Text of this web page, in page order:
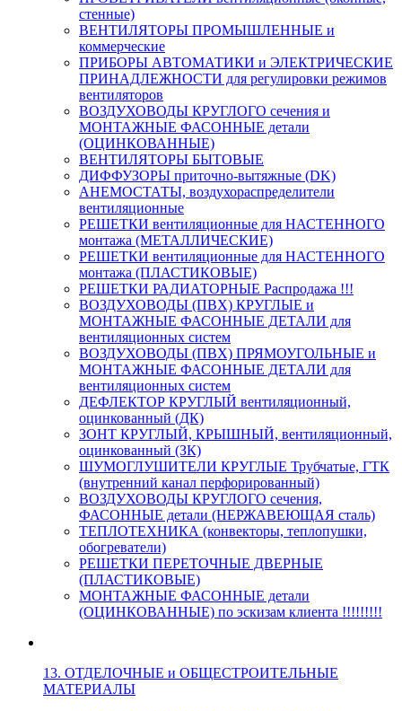
стенные)
ВЕНТИЛЯТОРЫ ПРОМЫШЛЕННЫЕ и
коммерческие
ПРИБОРЫ АВТОМАТИКИ и ЭЛЕКТРИЧЕСКИЕ
ПРИНАДЛЕЖНОСТИ для регулировки режимов
вентиляторов
ВОЗДУХОВОДЫ КРУГЛОГО сечения и
МОНТАЖНЫЕ ФАСОННЫЕ детали
(ОЦИНКОВАННЫЕ)
ВЕНТИЛЯТОРЫ БЫТОВЫЕ
ДИФФУЗОРЫ приточно-вытяжные (DK)
АНЕМОСТАТЫ, воздухораспределители
вентиляционные
РЕШЕТКИ вентиляционные для НАСТЕННОГО
монтажа (МЕТАЛЛИЧЕСКИЕ)
РЕШЕТКИ вентиляционные для НАСТЕННОГО
монтажа (ПЛАСТИКОВЫЕ)
РЕШЕТКИ РАДИАТОРНЫЕ Распродажа !!!
ВОЗДУХОВОДЫ (ПВХ) КРУГЛЫЕ и
МОНТАЖНЫЕ ФАСОННЫЕ ДЕТАЛИ для
вентиляционных систем
ВОЗДУХОВОДЫ (ПВХ) ПРЯМОУГОЛЬНЫЕ и
МОНТАЖНЫЕ ФАСОННЫЕ ДЕТАЛИ для
вентиляционных систем
ДЕФЛЕКТОР КРУГЛЫЙ вентиляционный,
оцинкованный (ДК)
ЗОНТ КРУГЛЫЙ, КРЫШНЫЙ, вентиляционный,
оцинкованный (ЗК)
ШУМОГЛУШИТЕЛИ КРУГЛЫЕ Трубчатые, ГТК
(внутренний канал перфорированный)
ВОЗДУХОВОДЫ КРУГЛОГО сечения,
ФАСОННЫЕ детали (НЕРЖАВЕЮЩАЯ сталь)
ТЕПЛОТЕХНИКА (конвекторы, теплопушки,
обогреватели)
РЕШЕТКИ ПЕРЕТОЧНЫЕ ДВЕРНЫЕ
(ПЛАСТИКОВЫЕ)
МОНТАЖНЫЕ ФАСОННЫЕ детали
(ОЦИНКОВАННЫЕ) по эскизам клиента !!!!!!!!!
13. ОТДЕЛОЧНЫЕ и ОБЩЕСТРОИТЕЛЬНЫЕ
МАТЕРИАЛЫ